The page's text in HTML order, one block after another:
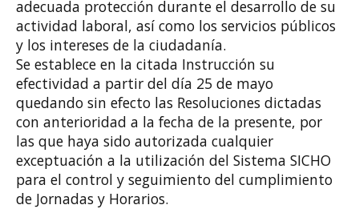
adecuada protección durante el desarrollo de su
actividad laboral, así como los servicios públicos
y los intereses de la ciudadanía.
Se establece en la citada Instrucción su
efectividad a partir del día 25 de mayo
quedando sin efecto las Resoluciones dictadas
con anterioridad a la fecha de la presente, por
las que haya sido autorizada cualquier
exceptuación a la utilización del Sistema SICHO
para el control y seguimiento del cumplimiento
de Jornadas y Horarios.